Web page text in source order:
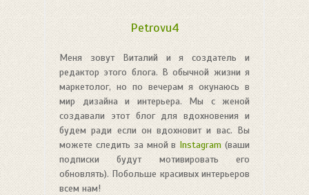
Petrovu4
Меня зовут Виталий и я создатель и
редактор этого блога. В обычной жизни я
маркетолог, но по вечерам я окунаюсь в
мир дизайна и интерьера. Мы с женой
создавали этот блог для вдохновения и
будем ради если он вдохновит и вас. Вы
можете следить за мной вInstagram (ваши
подписки будут мотивировать его
обновлять). Побольше красивых интерьеров
всем нам!